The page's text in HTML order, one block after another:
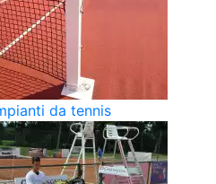
da tennis